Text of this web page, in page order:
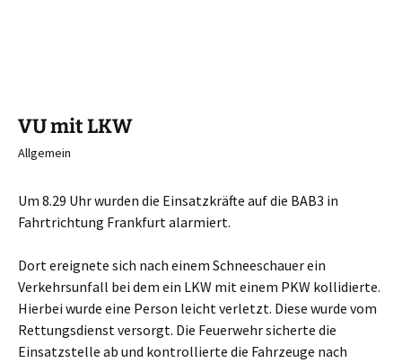
VU mit LKW
Allgemein
Um 8.29 Uhr wurden die Einsatzkräfte auf die BAB3 in
Fahrtrichtung Frankfurt alarmiert.
Dort ereignete sich nach einem Schneeschauer ein
Verkehrsunfall bei dem ein LKW mit einem PKW kollidierte.
Hierbei wurde eine Person leicht verletzt. Diese wurde vom
Rettungsdienst versorgt. Die Feuerwehr sicherte die
Einsatzstelle ab und kontrollierte die Fahrzeuge nach